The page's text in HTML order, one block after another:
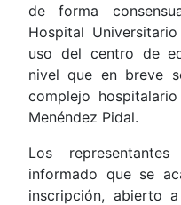
de forma
Hospital
uso del centro de
nivel que en breve
complejo
Menéndez Pidal.
Los
informado que se
inscripción, abierto